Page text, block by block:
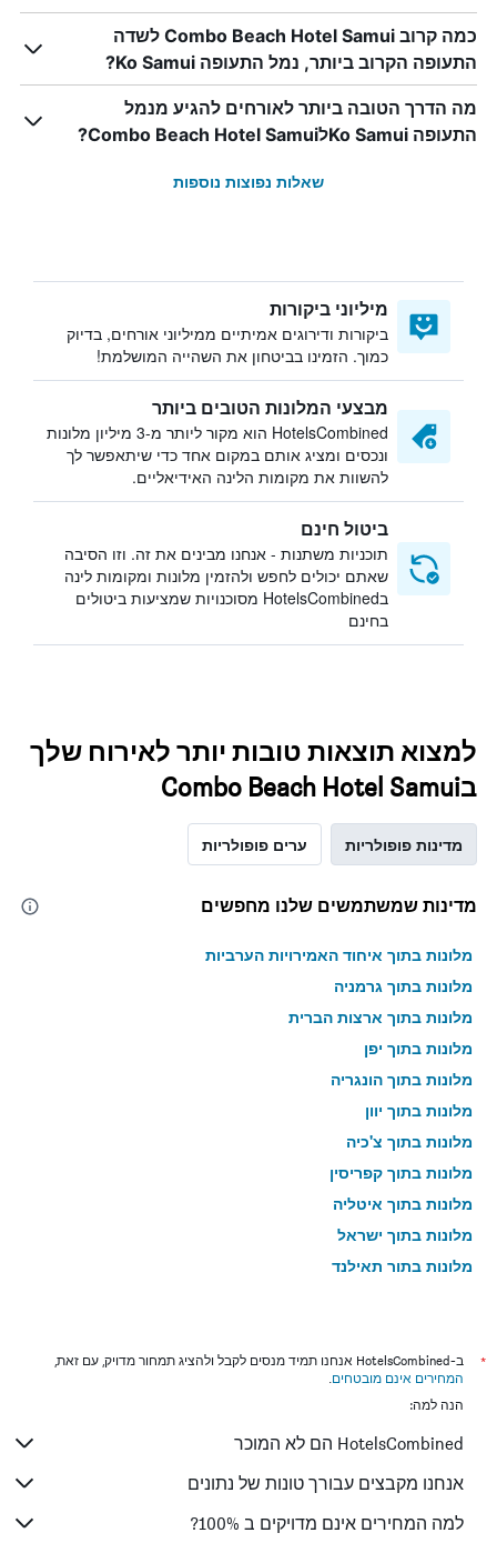
כמה קרוב Combo Beach Hotel Samui לשדה
התעופה הקרוב ביותר, נמל התעופה Ko Samui?
מה הדרך הטובה ביותר לאורחים להגיע מנמל
התעופה Ko SamuiלCombo Beach Hotel Samui?
שאלות נפוצות נוספות
מיליוני ביקורות
ביקורות ודירוגים אמיתיים ממיליוני אורחים, בדיוק
כמוך. הזמינו בביטחון את השהייה המושלמת!
מבצעי המלונות הטובים ביותר
HotelsCombined הוא מקור ליותר מ-3 מיליון מלונות
ונכסים ומציג אותם במקום אחד כדי שיתאפשר לך
להשוות את מקומות הלינה האידיאליים.
ביטול חינם
תוכניות משתנות - אנחנו מבינים את זה. וזו הסיבה
שאתם יכולים לחפש ולהזמין מלונות ומקומות לינה
בHotelsCombined מסוכנויות שמציעות ביטולים
בחינם
למצוא תוצאות טובות יותר לאירוח שלך
בCombo Beach Hotel Samui
מדינות פופולריות ערים פופולריות
מדינות שמשתמשים שלנו מחפשים
מלונות בתוך איחוד האמירויות הערביות
מלונות בתוך גרמניה
מלונות בתוך ארצות הברית
מלונות בתוך יפן
מלונות בתוך הונגריה
מלונות בתוך יוון
מלונות בתוך צ'כיה
מלונות בתוך קפריסין
מלונות בתוך איטליה
מלונות בתוך ישראל
מלונות בתוך תאילנד
*
ב-HotelsCombined אנחנו תמיד מנסים לקבל ולהציג תמחור מדויק, עם זאת,
המחירים אינם מובטחים.
הנה למה:
HotelsCombined הם לא המוכר
אנחנו מקבצים עבורך טונות של נתונים
למה המחירים אינם מדויקים ב 100%?